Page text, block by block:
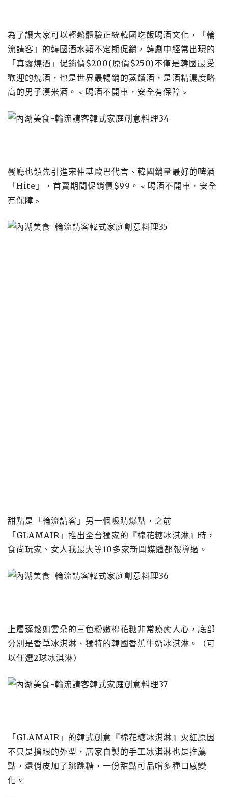
為了讓大家可以輕鬆體驗正統韓國吃飯喝酒文化，
「輪
流請客」的韓國酒水類不定期促銷， 韓劇中經常出現的
「真露燒酒」促銷價$200(原價$250)不僅是韓國最受
歡迎的燒酒，也是世界最暢銷的蒸餾酒，是酒精濃度略
高的男子漢米酒。 ﹤喝酒不開車，安全有保障﹥
餐廳也領先引進宋仲基歐巴代言、 韓國銷量最好的啤酒
「Hite」， 首賣期間促銷價$99。 ﹤喝酒不開車，安全
有保障﹥
甜點是「輪流請客」另一個吸睛爆點，之前
「GLAMAIR」推出全台獨家的『棉花糖冰淇淋』時，
食尚玩家、女人我最大等10多家新聞媒體都報導過。
上層蓬鬆如雲朵的三色粉嫩棉花糖非常療癒人心，底部
分別是香草冰淇淋、獨特的韓國香蕉牛奶冰淇淋。（可
以任選2球冰淇淋）
「GLAMAIR」的韓式創意『棉花糖冰淇淋』火紅原因
不只是搶眼的外型，店家自製的手工冰淇淋也是推薦
點，還俏皮加了跳跳糖，一份甜點可品嚐多種口感變
化。